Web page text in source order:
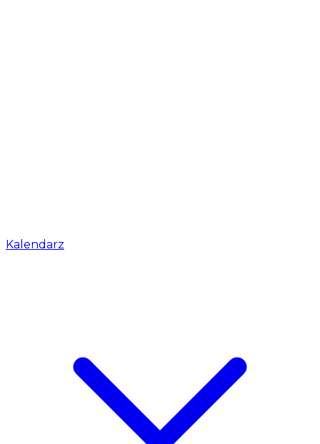
Kalendarz